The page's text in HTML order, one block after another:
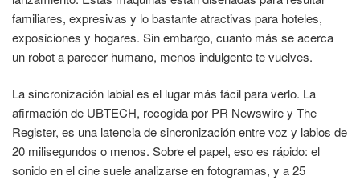
familiares, expresivas y lo bastante atractivas para hoteles,
exposiciones y hogares. Sin embargo, cuanto más se acerca
un robot a parecer humano, menos indulgente te vuelves.
La sincronización labial es el lugar más fácil para verlo. La
afirmación de UBTECH, recogida por PR Newswire y The
Register, es una latencia de sincronización entre voz y labios de
20 milisegundos o menos. Sobre el papel, eso es rápido: el
sonido en el cine suele analizarse en fotogramas, y a 25